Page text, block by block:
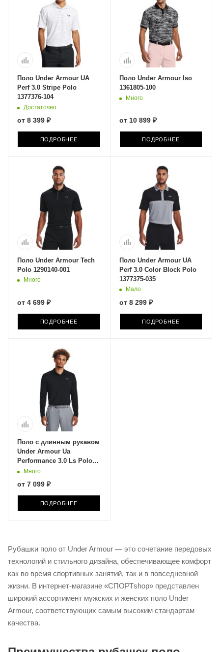
Поло Under Armour UA
Perf 3.0 Stripe Polo
1377376-104
Достаточно
от 8 399 ₽
ПОДРОБНЕЕ
Поло Under Armour Iso
1361805-100
Много
от 10 899 ₽
ПОДРОБНЕЕ
Поло Under Armour Tech
Polo 1290140-001
Много
от 4 699 ₽
ПОДРОБНЕЕ
Поло Under Armour UA
Perf 3.0 Color Block Polo
1377375-035
Мало
от 8 299 ₽
ПОДРОБНЕЕ
Поло с длинным рукавом
Under Armour Ua
Performance 3.0 Ls Polo
1379728-001
Много
от 7 099 ₽
ПОДРОБНЕЕ
Рубашки поло от Under Armour — это сочетание передовых
технологий и стильного дизайна, обеспечивающее комфорт
как во время спортивных занятий, так и в повседневной
жизни. В интернет-магазине «СПОРТshop» представлен
широкий ассортимент мужских и женских поло Under
Armour, соответствующих самым высоким стандартам
качества.​